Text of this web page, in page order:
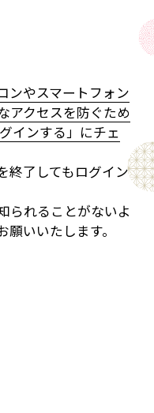
ンやスマートフォン
アクセスを防ぐため
インする」にチェ
終了してもログイン
られることがないよ
いいたします。